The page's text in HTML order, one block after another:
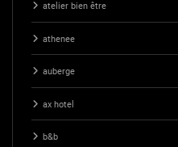
atelier bien être
athenee
auberge
ax hotel
b&b